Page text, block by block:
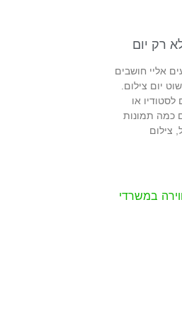
רק יום
אליי חושבים
יום צילום.
לסטודיו או
כמה תמונות
צילום